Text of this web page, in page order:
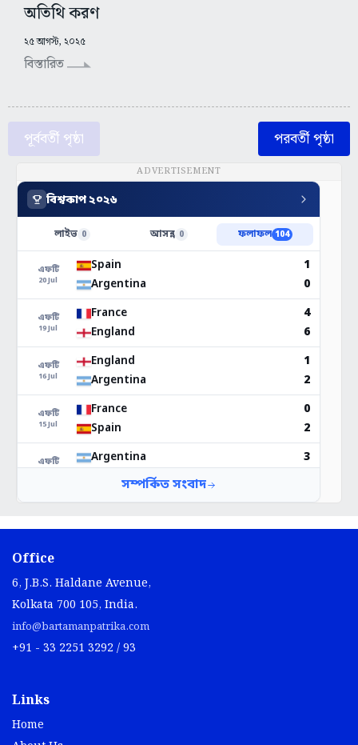
অতিথি করণ
২৫ আগস্ট, ২০২৫
বিস্তারিত
পূর্ববর্তী পৃষ্ঠা পরবর্তী পৃষ্ঠা
ADVERTISEMENT
Office
6, J.B.S. Haldane Avenue,
Kolkata 700 105, India.
info@bartamanpatrika.com
+91 - 33 2251 3292 / 93
Links
Home